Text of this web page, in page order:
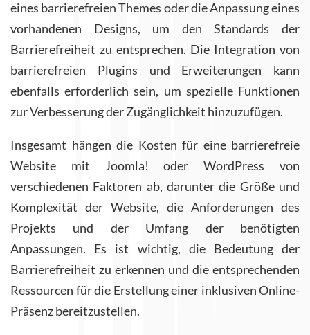
eines barrierefreien Themes oder die Anpassung eines
vorhandenen Designs, um den Standards der
Barrierefreiheit zu entsprechen. Die Integration von
barrierefreien Plugins und Erweiterungen kann
ebenfalls erforderlich sein, um spezielle Funktionen
zur Verbesserung der Zugänglichkeit hinzuzufügen.
Insgesamt hängen die Kosten für eine barrierefreie
Website mit Joomla! oder WordPress von
verschiedenen Faktoren ab, darunter die Größe und
Komplexität der Website, die Anforderungen des
Projekts und der Umfang der benötigten
Anpassungen. Es ist wichtig, die Bedeutung der
Barrierefreiheit zu erkennen und die entsprechenden
Ressourcen für die Erstellung einer inklusiven Online-
Präsenz bereitzustellen.